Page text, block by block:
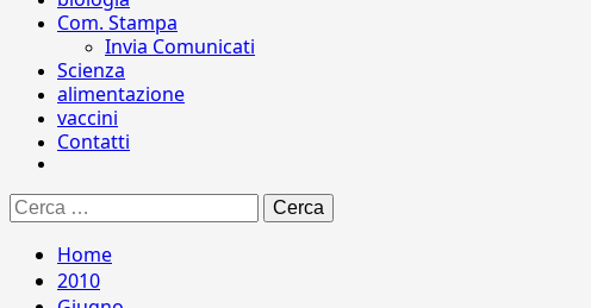
Com. Stampa
Invia Comunicati
Scienza
alimentazione
vaccini
Contatti
Ricerca
per:
Home
2010